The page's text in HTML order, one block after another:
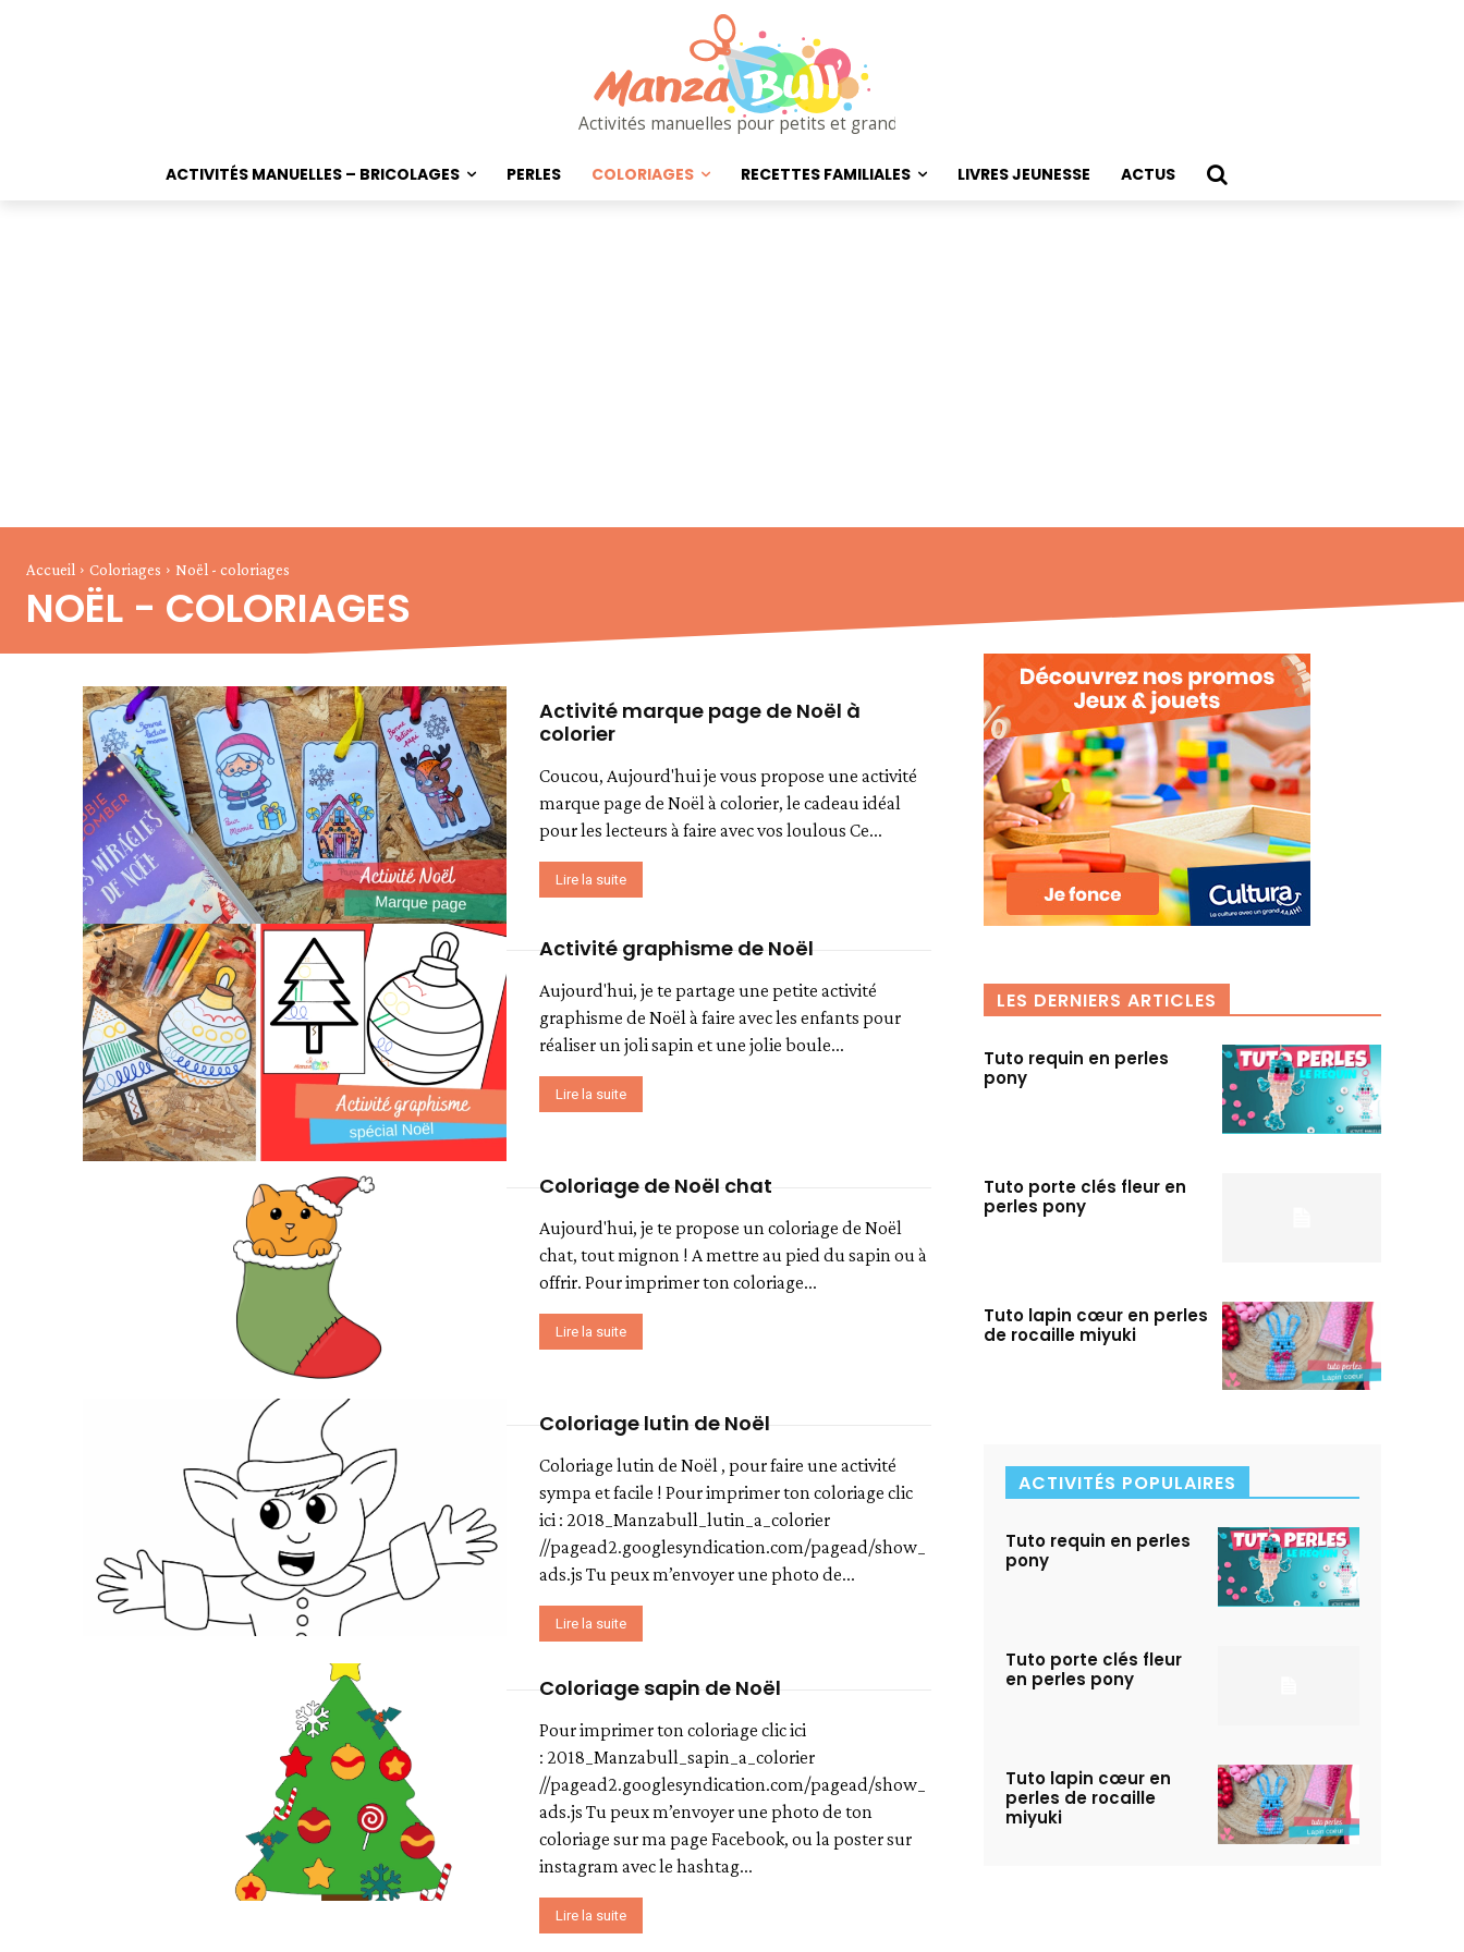
Activités manuelles pour petits et grands
ACTIVITÉS MANUELLES – BRICOLAGES PERLES COLORIAGES RECETTES FAMILIALES LIVRES JEUNESSE ACTUS
Accueil Coloriages Noël - coloriages
NOËL - COLORIAGES
Activité marque page de Noël à
colorier
Coucou, Aujourd'hui je vous propose une activité
marque page de Noël à colorier, le cadeau idéal
pour les lecteurs à faire avec vos loulous Ce...
Lire la suite
Activité graphisme de Noël
Aujourd'hui, je te partage une petite activité
graphisme de Noël à faire avec les enfants pour
réaliser un joli sapin et une jolie boule...
Lire la suite
Coloriage de Noël chat
Aujourd'hui, je te propose un coloriage de Noël
chat, tout mignon ! A mettre au pied du sapin ou à
offrir. Pour imprimer ton coloriage...
Lire la suite
Coloriage lutin de Noël
Coloriage lutin de Noël , pour faire une activité
sympa et facile ! Pour imprimer ton coloriage clic
ici : 2018_Manzabull_lutin_a_colorier
//pagead2.googlesyndication.com/pagead/show_
ads.js Tu peux m’envoyer une photo de...
Lire la suite
Coloriage sapin de Noël
Pour imprimer ton coloriage clic ici
: 2018_Manzabull_sapin_a_colorier
//pagead2.googlesyndication.com/pagead/show_
ads.js Tu peux m’envoyer une photo de ton
coloriage sur ma page Facebook, ou la poster sur
instagram avec le hashtag...
Lire la suite
LES DERNIERS ARTICLES
Tuto requin en perles
pony
Tuto porte clés fleur en
perles pony
Tuto lapin cœur en perles
de rocaille miyuki
ACTIVITÉS POPULAIRES
Tuto requin en perles
pony
Tuto porte clés fleur
en perles pony
Tuto lapin cœur en
perles de rocaille
miyuki